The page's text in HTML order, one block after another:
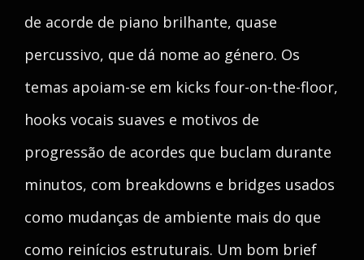
de acorde de piano brilhante, quase
percussivo, que dá nome ao género. Os
temas apoiam-se em kicks four-on-the-floor,
hooks vocais suaves e motivos de
progressão de acordes que buclam durante
minutos, com breakdowns e bridges usados
como mudanças de ambiente mais do que
como reinícios estruturais. Um bom brief